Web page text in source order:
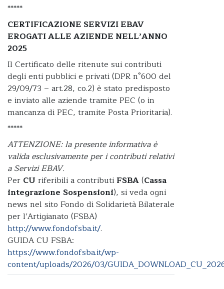
*****
CERTIFICAZIONE SERVIZI EBAV
EROGATI ALLE AZIENDE NELL’ANNO
2025
Il Certificato delle ritenute sui contributi
degli enti pubblici e privati (DPR n°600 del
29/09/73 – art.28, co.2) è stato predisposto
e inviato alle aziende tramite PEC (o in
mancanza di PEC, tramite Posta Prioritaria).
*****
ATTENZIONE: la presente informativa è
valida esclusivamente per i contributi relativi
a Servizi EBAV.
Per CU riferibili a contributiFSBA(Cassa
integrazione Sospensioni), si veda ogni
news nel sito Fondo di Solidarietà Bilaterale
per l’Artigianato (FSBA)
http://www.fondofsba.it/.
GUIDA CU FSBA:
https://www.fondofsba.it/wp-
content/uploads/2026/03/